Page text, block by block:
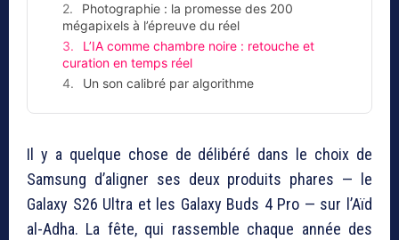
Photographie : la promesse des 200
mégapixels à l’épreuve du réel
L’IA comme chambre noire : retouche et
curation en temps réel
Un son calibré par algorithme
Il y a quelque chose de délibéré dans le choix de
Samsung d’aligner ses deux produits phares — le
Galaxy S26 Ultra et les Galaxy Buds 4 Pro — sur l’Aïd
al-Adha. La fête, qui rassemble chaque année des